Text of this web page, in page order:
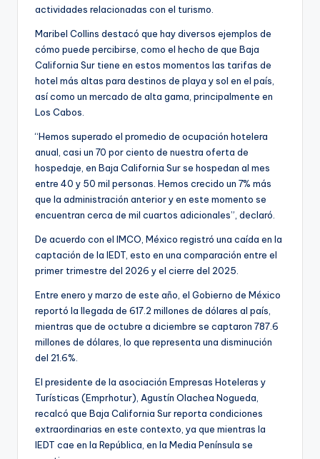
actividades relacionadas con el turismo.
Maribel Collins destacó que hay diversos ejemplos de
cómo puede percibirse, como el hecho de que Baja
California Sur tiene en estos momentos las tarifas de
hotel más altas para destinos de playa y sol en el país,
así como un mercado de alta gama, principalmente en
Los Cabos.
“Hemos superado el promedio de ocupación hotelera
anual, casi un 70 por ciento de nuestra oferta de
hospedaje, en Baja California Sur se hospedan al mes
entre 40 y 50 mil personas. Hemos crecido un 7% más
que la administración anterior y en este momento se
encuentran cerca de mil cuartos adicionales”, declaró.
De acuerdo con el IMCO, México registró una caída en la
captación de la IEDT, esto en una comparación entre el
primer trimestre del 2026 y el cierre del 2025.
Entre enero y marzo de este año, el Gobierno de México
reportó la llegada de 617.2 millones de dólares al país,
mientras que de octubre a diciembre se captaron 787.6
millones de dólares, lo que representa una disminución
del 21.6%.
El presidente de la asociación Empresas Hoteleras y
Turísticas (Emprhotur), Agustín Olachea Nogueda,
recalcó que Baja California Sur reporta condiciones
extraordinarias en este contexto, ya que mientras la
IEDT cae en la República, en la Media Península se